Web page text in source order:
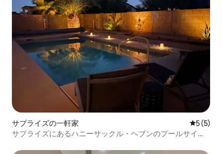
サプライズの一軒家 レビュー
5 (5)
サプライズにあるハニーサックル・ヘブンのプールサイド